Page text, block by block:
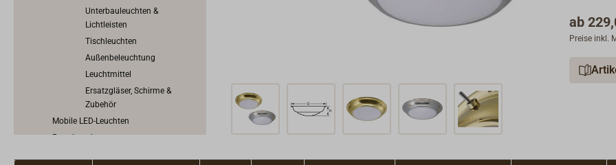
Unterbauleuchten &
Lichtleisten
Tischleuchten
Außenbeleuchtung
Leuchtmittel
Ersatzgläser, Schirme &
Zubehör
Mobile LED-Leuchten
Petroleumlampen
ab
Preise inkl.